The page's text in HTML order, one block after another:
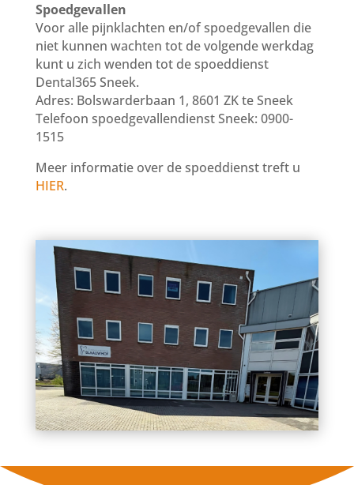
Spoedgevallen
Voor alle pijnklachten en/of spoedgevallen die
niet kunnen wachten tot de volgende werkdag
kunt u zich wenden tot de spoeddienst
Dental365 Sneek.
Adres: Bolswarderbaan 1, 8601 ZK te Sneek
Telefoon spoedgevallendienst Sneek: 0900-
1515
Meer informatie over de spoeddienst treft u
HIER.